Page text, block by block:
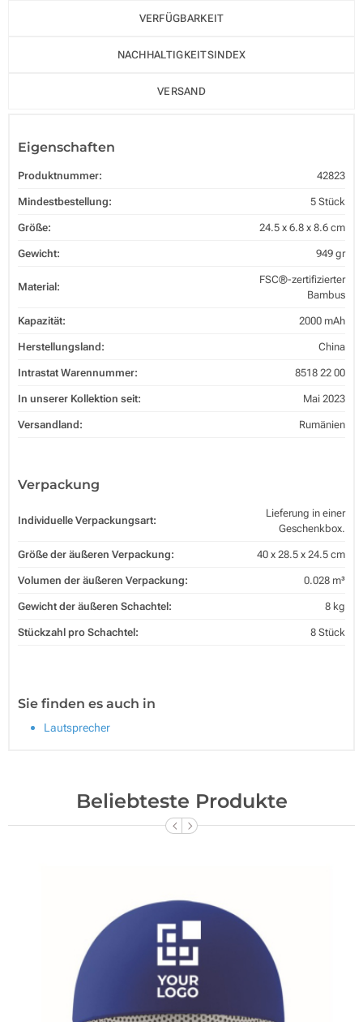
VERFÜGBARKEIT
NACHHALTIGKEITSINDEX
VERSAND
Eigenschaften
Produktnummer: 42823
Mindestbestellung: 5 Stück
Größe: 24.5 x 6.8 x 8.6 cm
Gewicht: 949 gr
Material:
FSC®-zertifizierter
Bambus
Kapazität: 2000 mAh
Herstellungsland: China
Intrastat Warennummer: 8518 22 00
In unserer Kollektion seit: Mai 2023
Versandland: Rumänien
Verpackung
Individuelle Verpackungsart:
Lieferung in einer
Geschenkbox.
Größe der äußeren Verpackung: 40 x 28.5 x 24.5 cm
Volumen der äußeren Verpackung: 0.028 m³
Gewicht der äußeren Schachtel: 8 kg
Stückzahl pro Schachtel: 8 Stück
Sie finden es auch in
Lautsprecher
Beliebteste Produkte